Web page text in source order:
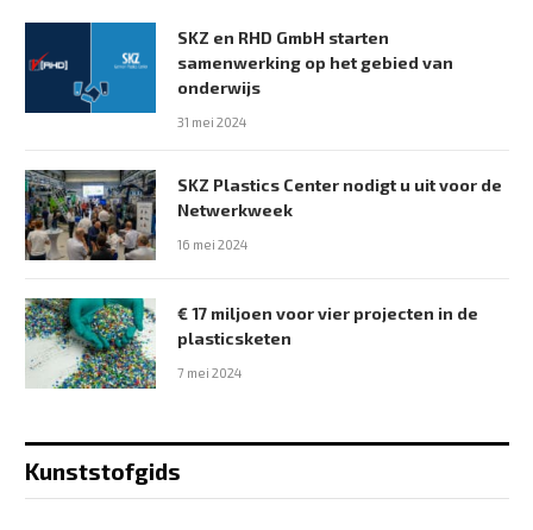
SKZ en RHD GmbH starten
samenwerking op het gebied van
onderwijs
31 mei 2024
SKZ Plastics Center nodigt u uit voor de
Netwerkweek
16 mei 2024
€ 17 miljoen voor vier projecten in de
plasticsketen
7 mei 2024
Kunststofgids